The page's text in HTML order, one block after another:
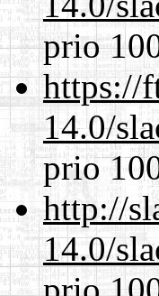
prio
https://
14.0/
prio
http://
14.0/